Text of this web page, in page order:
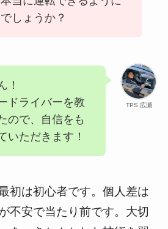
しょうか？
TPS 広瀬
！
ドライバーを教
ので、自信をも
いただきます！
初は初心者です。個人差は
不安で当たり前です。大切